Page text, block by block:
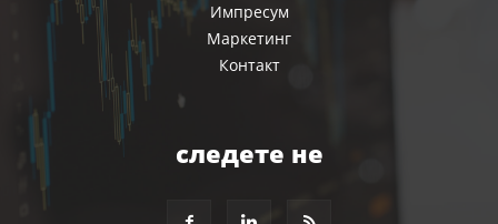
Импресум
Маркетинг
Контакт
следете не